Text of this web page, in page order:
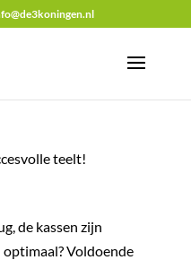
teelt!
de kassen zijn
Voldoende